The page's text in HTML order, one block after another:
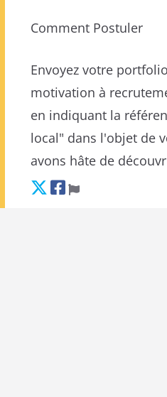
Comment Postuler
Envoyez votre
motivation à
en indiquant la
local" dans l'objet de
avons hâte de